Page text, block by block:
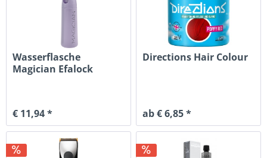
Wasserflasche
Magician Efalock
€ 11,94 *
Directions Hair Colour
ab € 6,85 *